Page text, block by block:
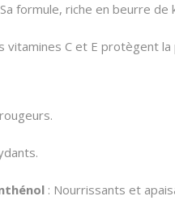
Sa formule, riche en beurre
vitamines C et E protègent
: Nourrissants et